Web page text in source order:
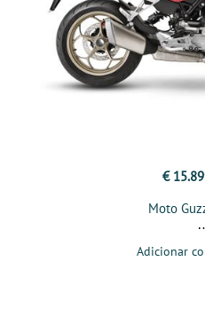
€
Moto
Adicionar